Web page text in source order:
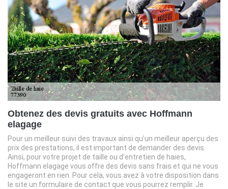
Obtenez des devis gratuits avec Hoffmann
elagage
Pour un meilleur suivi des travaux ainsi qu’un meilleur aperçu des
prix des prestations, il est important de demander des devis.
Ainsi, pour votre projet de taille ou d’entretien de haies,
Hoffmann elagage vous offre des devis sans frais et qui ne vous
engageront en rien. Pour cela, vous avez à votre disposition dans
le site un formulaire de contact que vous pourrez remplir. Je